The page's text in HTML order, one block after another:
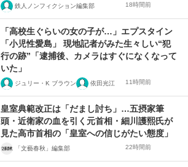
鉄人ノンフィクション編集部 18時間前
「高校生ぐらいの女の子が…」エプスタイン
「小児性愛島」 現地記者がみた生々しい“犯
行の跡”「逮捕後、カメラはすぐになくなって
いた」
ジュリー・K ブラウン 依田光江 11時間前
皇室典範改正は「だまし討ち」…五摂家筆
頭・近衛家の血を引く元首相・細川護熙氏が
見た高市首相の「皇室への信じがたい態度」
「文藝春秋」編集部 22時間前